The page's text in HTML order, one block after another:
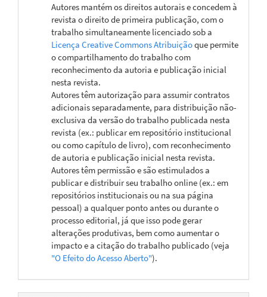
Autores mantém os direitos autorais e concedem à
revista o direito de primeira publicação, com o
trabalho simultaneamente licenciado sob a
Licença Creative Commons Atribuiçãoque permite
o compartilhamento do trabalho com
reconhecimento da autoria e publicação inicial
nesta revista.
Autores têm autorização para assumir contratos
adicionais separadamente, para distribuição não-
exclusiva da versão do trabalho publicada nesta
revista (ex.: publicar em repositório institucional
ou como capítulo de livro), com reconhecimento
de autoria e publicação inicial nesta revista.
Autores têm permissão e são estimulados a
publicar e distribuir seu trabalho online (ex.: em
repositórios institucionais ou na sua página
pessoal) a qualquer ponto antes ou durante o
processo editorial, já que isso pode gerar
alterações produtivas, bem como aumentar o
impacto e a citação do trabalho publicado (veja
"O Efeito do Acesso Aberto").